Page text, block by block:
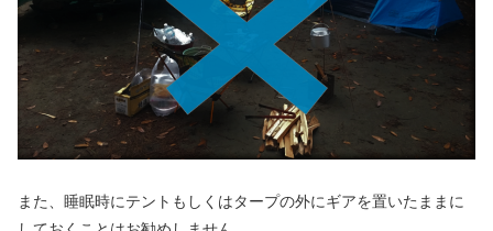
また、睡眠時にテントもしくはタープの外にギアを置いたままに